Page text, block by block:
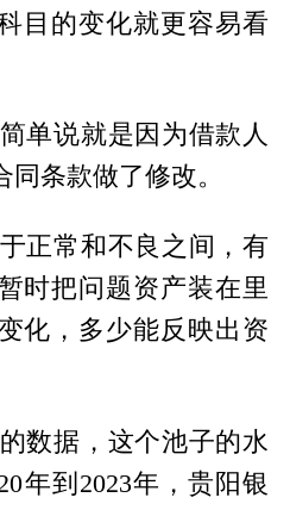
目的变化就更容易看
单说就是因为借款人
条款做了修改。
正常和不良之间，有
时把问题资产装在里
化，多少能反映出资
数据，这个池子的水
年到2023年，贵阳银